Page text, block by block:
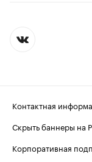
Контактная
Скрыть баннеры на
Корпоративная